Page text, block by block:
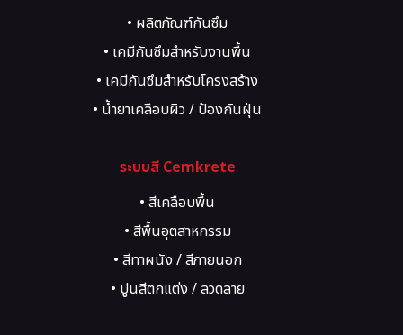
• งานสีตกแต่งผิว
• ระบบพื้นอุตสาหกรรม
• อีพ็อกซี่ / พียู
• งานกระเบื้อง / ปูกระเบื้อง
• ผลิตภัณฑ์กันซึม
• เคมีกันซึมสำหรับงานพื้น
• เคมีกันซึมสำหรับโครงสร้าง
• น้ำยาเคลือบผิว / ป้องกันฝุ่น
• เคมีภัณฑ์สำหรับซ่อมรอยร้าว
ระบบสี Cemkrete
• สีเคลือบพื้น
• สีพื้นอุตสาหกรรม
• สีทาผนัง / สีภายนอก
• ปูนสีตกแต่ง / ลวดลาย